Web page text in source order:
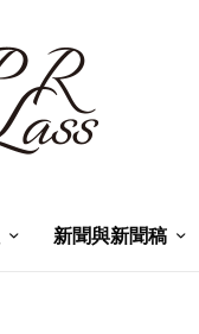
新聞與新聞稿